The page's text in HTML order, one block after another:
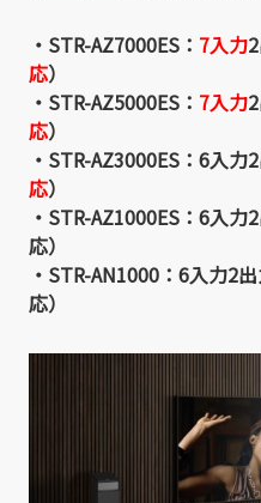
・STR-AZ7000ES： 7入力
応）
・STR-AZ5000ES： 7入力
応）
・STR-AZ3000ES： 6入力
応）
・STR-AZ1000ES： 6入力
応）
・STR-AN1000： 6入力2
応）